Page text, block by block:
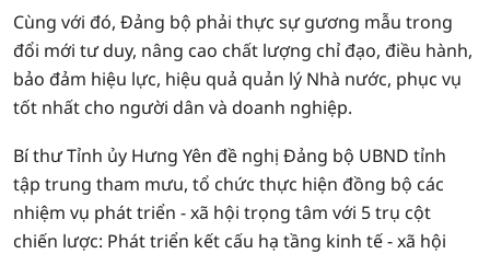
Cùng với đó, Đảng bộ phải thực sự gương mẫu trong
đổi mới tư duy, nâng cao chất lượng chỉ đạo, điều hành,
bảo đảm hiệu lực, hiệu quả quản lý Nhà nước, phục vụ
tốt nhất cho người dân và doanh nghiệp.
Bí thư Tỉnh ủy Hưng Yên đề nghị Đảng bộ UBND tỉnh
tập trung tham mưu, tổ chức thực hiện đồng bộ các
nhiệm vụ phát triển - xã hội trọng tâm với 5 trụ cột
chiến lược: Phát triển kết cấu hạ tầng kinh tế - xã hội